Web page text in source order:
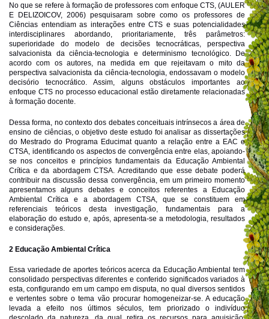
No que se refere à formação de professores com enfoque CTS, (AULER
E DELIZOICOV, 2006) pesquisaram sobre como os professores de
Ciências entendiam as interações entre CTS e suas potencialidades
interdisciplinares abordando, prioritariamente, três parâmetros:
superioridade do modelo de decisões tecnocráticas, perspectiva
salvacionista da ciência-tecnologia e determinismo tecnológico. De
acordo com os autores, na medida em que rejeitavam o mito da
perspectiva salvacionista da ciência-tecnologia, endossavam o modelo
decisório tecnocrático. Assim, alguns obstáculos importantes ao
enfoque CTS no processo educacional estão diretamente relacionadas
à formação docente.
Dessa forma, no contexto dos debates conceituais intrínsecos a área de
ensino de ciências, o objetivo deste estudo foi analisar as dissertações
do Mestrado do Programa Educimat quanto a relação entre a EAC e
CTSA, identificando os aspectos de convergência entre elas, apoiando-
se nos conceitos e princípios fundamentais da Educação Ambiental
Crítica e da abordagem CTSA. Acreditando que esse debate poderá
contribuir na discussão dessa convergência, em um primeiro momento
apresentamos alguns debates e conceitos referentes a Educação
Ambiental Crítica e a abordagem CTSA, que se constituem em
referenciais teóricos desta investigação, fundamentais para a
elaboração do estudo e, após, apresenta-se a metodologia, resultados
e considerações.
2 Educação Ambiental Crítica
Essa variedade de aportes teóricos acerca da Educação Ambiental tem
consolidado perspectivas diferentes e conferido significados variados à
esta, configurando emum campo em disputa, no qual diversos sentidos
e vertentes sobre o tema vão procurar homogeneizar-se. A educação
levada a efeito nos últimos séculos, tem priorizado o indivíduo